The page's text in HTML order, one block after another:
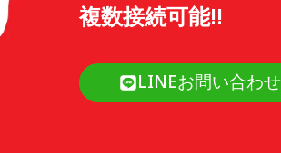
複数接続可能!!
LINEお問い合わせ